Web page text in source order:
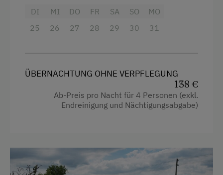
Safe
Toaster
Wasserkocher
Doppelbett (Kingsize)
Einzelbett
DI
25
MI
26
DO
27
FR
28
SA
29
SO
30
MO
31
ÜBERNACHTUNG OHNE VERPFLEGUNG
138 €
Ab-Preis pro Nacht für 4 Personen (exkl.
Endreinigung und Nächtigungsabgabe)